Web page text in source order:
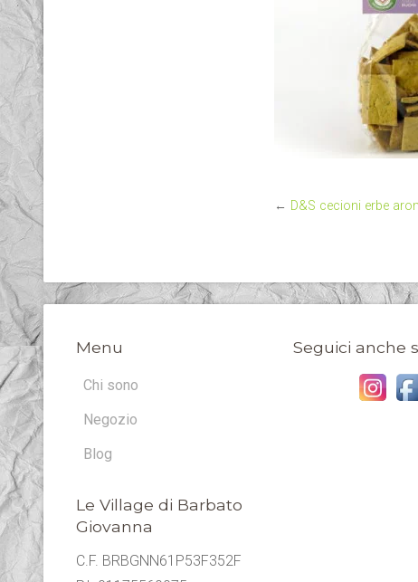
← D&S cecioni erbe
Menu
Chi sono
Negozio
Blog
Seguici anche
Le Village di Barbato
Giovanna
C.F. BRBGNN61P53F352F